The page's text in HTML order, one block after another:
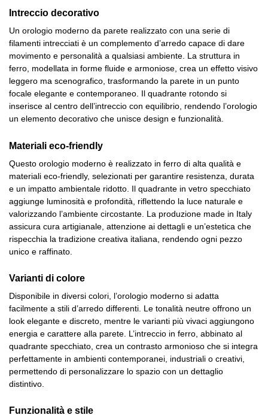
Intreccio decorativo
Un orologio moderno da parete realizzato con una serie di
filamenti intrecciati è un complemento d’arredo capace di dare
movimento e personalità a qualsiasi ambiente. La struttura in
ferro, modellata in forme fluide e armoniose, crea un effetto visivo
leggero ma scenografico, trasformando la parete in un punto
focale elegante e contemporaneo. Il quadrante rotondo si
inserisce al centro dell’intreccio con equilibrio, rendendo l’orologio
un elemento decorativo che unisce design e funzionalità.
Materiali eco-friendly
Questo orologio moderno è realizzato in ferro di alta qualità e
materiali eco-friendly, selezionati per garantire resistenza, durata
e un impatto ambientale ridotto. Il quadrante in vetro specchiato
aggiunge luminosità e profondità, riflettendo la luce naturale e
valorizzando l’ambiente circostante. La produzione made in Italy
assicura cura artigianale, attenzione ai dettagli e un’estetica che
rispecchia la tradizione creativa italiana, rendendo ogni pezzo
unico e raffinato.
Varianti di colore
Disponibile in diversi colori, l’orologio moderno si adatta
facilmente a stili d’arredo differenti. Le tonalità neutre offrono un
look elegante e discreto, mentre le varianti più vivaci aggiungono
energia e carattere alla parete. L’intreccio in ferro, abbinato al
quadrante specchiato, crea un contrasto armonioso che si integra
perfettamente in ambienti contemporanei, industriali o creativi,
permettendo di personalizzare lo spazio con un dettaglio
distintivo.
Funzionalità e stile